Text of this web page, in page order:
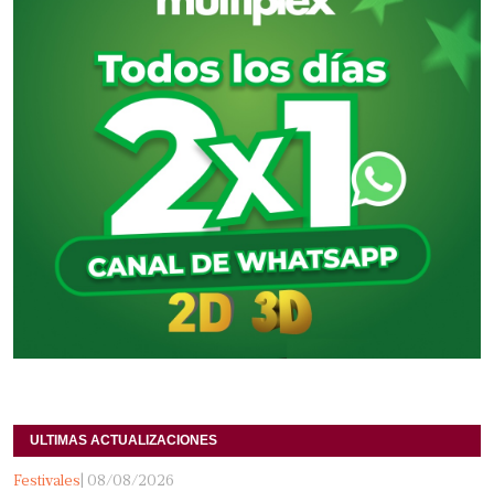
ULTIMAS ACTUALIZACIONES
Festivales | 08/08/2026